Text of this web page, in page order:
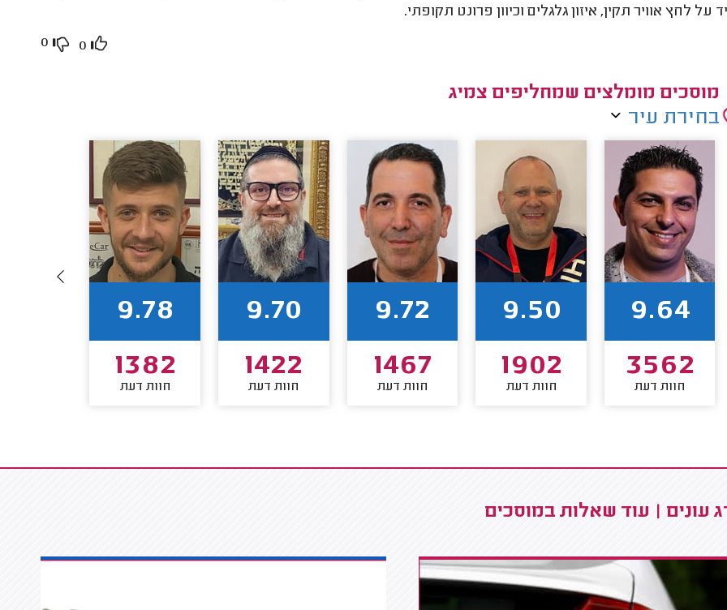
על לחץ אוויר תקין, איזון גלגלים וכיוון פרונט תקופתי.
0
0
מוסכים מומלצים שמחליפים צמיג
בחירת עיר
9.64
3562
חוות דעת
9.50
1902
חוות דעת
9.72
1467
חוות דעת
9.70
1422
חוות דעת
9.78
1382
חוות דעת
עונים | עוד שאלות במוסכים